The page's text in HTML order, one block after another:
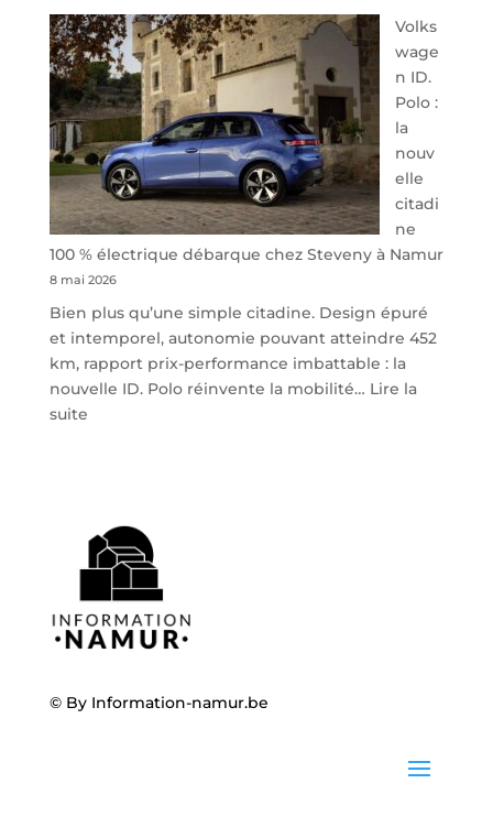
de
Charleroi
Volks
wage
n ID.
Polo :
la
nouv
elle
citadi
ne
100 % électrique débarque chez Steveny à Namur
8 mai 2026
Bien plus qu’une simple citadine. Design épuré
et intemporel, autonomie pouvant atteindre 452
km, rapport prix-performance imbattable : la
nouvelle ID. Polo réinvente la mobilité… Lire la
suite:
la
nouvelle
citadine
100
%
© By Information-namur.be